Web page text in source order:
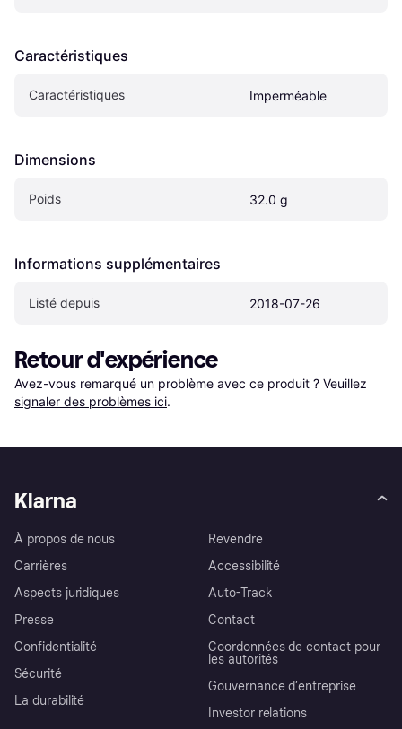
Caractéristiques
Caractéristiques Imperméable
Dimensions
Poids 32.0 g
Informations supplémentaires
Listé depuis 2018-07-26
Retour d'expérience
Avez-vous remarqué un problème avec ce produit ? Veuillez
signaler des problèmes ici.
Klarna
À propos de nous
Carrières
Aspects juridiques
Presse
Confidentialité
Sécurité
La durabilité
Revendre
Accessibilité
Auto-Track
Contact
Coordonnées de contact pour
les autorités
Gouvernance d’entreprise
Investor relations